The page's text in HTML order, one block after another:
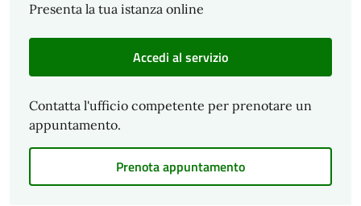
Presenta la tua istanza online
Accedi al servizio
Contatta l'ufficio competente per prenotare un
appuntamento.
Prenota appuntamento